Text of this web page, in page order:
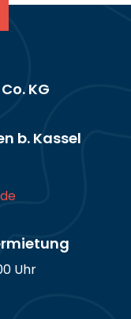
KG
b. Kassel
Uhr